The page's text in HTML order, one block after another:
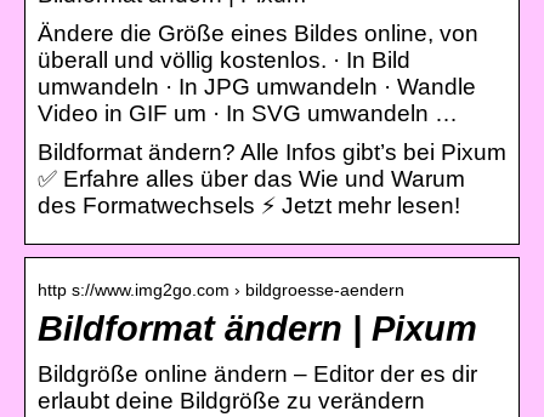
Ändere die Größe eines Bildes online, von
überall und völlig kostenlos. · In Bild
umwandeln · In JPG umwandeln · Wandle
Video in GIF um · In SVG umwandeln …
Bildformat ändern? Alle Infos gibt’s bei Pixum
✅ Erfahre alles über das Wie und Warum
des Formatwechsels ⚡ Jetzt mehr lesen!
http s://www.img2go.com › bildgroesse-aendern
Bildformat ändern | Pixum
Bildgröße online ändern – Editor der es dir
erlaubt deine Bildgröße zu verändern